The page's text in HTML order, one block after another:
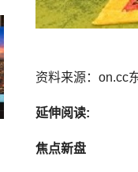
资料来源：on.cc
延伸阅读:
焦点新盘